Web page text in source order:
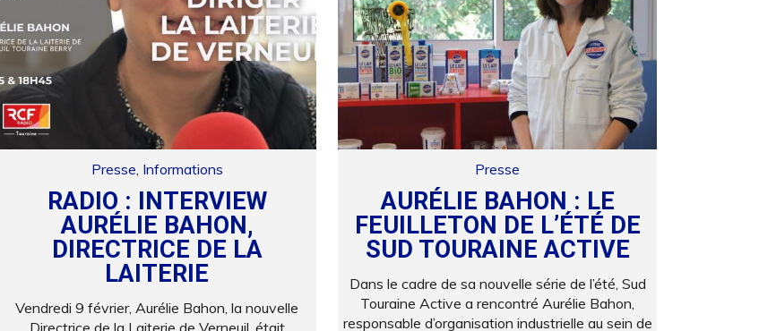
Presse Informations
RADIO : INTERVIEW
AURÉLIE BAHON,
DIRECTRICE DE LA
LAITERIE
Vendredi 9 février, Aurélie Bahon, la nouvelle
Presse
AURÉLIE BAHON : LE
FEUILLETON DE L’ÉTÉ DE
SUD TOURAINE ACTIVE
Dans le cadre de sa nouvelle série de l’été, Sud
Touraine Active a rencontré Aurélie Bahon,
responsable d’organisation industrielle au sein de